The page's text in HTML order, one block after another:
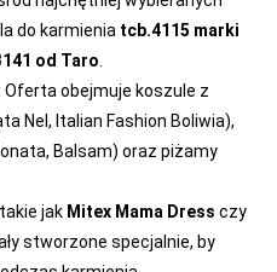
do karmienia tcb.4115 marki
od Taro
Oferta obejmuje koszule z
Nel, Italian Fashion Boliwia),
Balsam) oraz piżamy
jak Mitex Mama Dress czy
stworzone specjalnie, by